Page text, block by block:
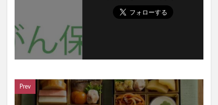
Prev